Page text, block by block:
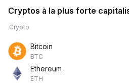
Cryptos à la plus forte
Crypto
Bitcoin
BTC
Ethereum
ETH